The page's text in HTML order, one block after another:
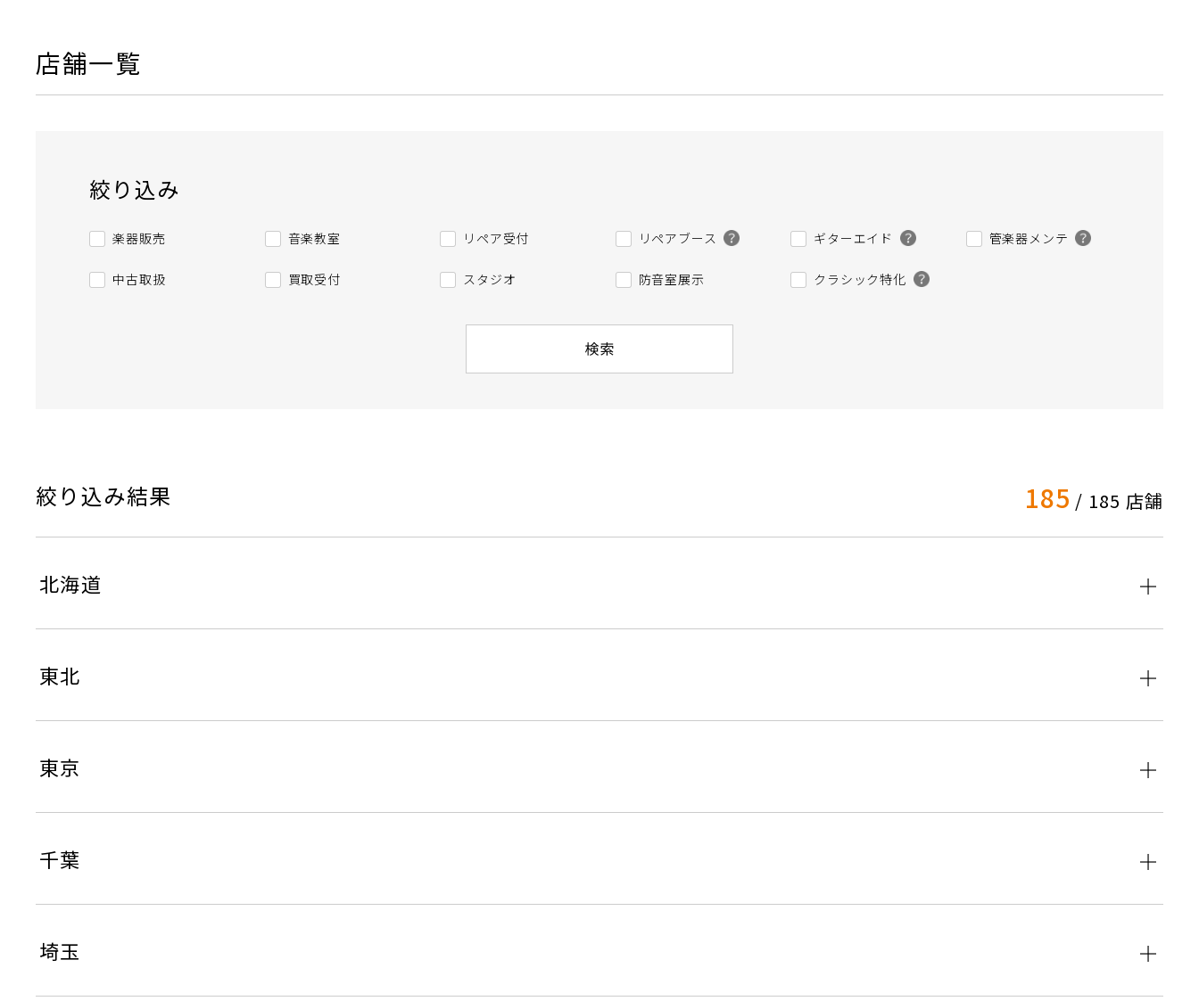
店舗一覧
絞り込み
楽器販売 音楽教室 リペア受付 リペアブース ギターエイド 管楽器メンテ
中古取扱 買取受付 スタジオ 防音室展示 クラシック特化
絞り込み結果 185 / 185 店舗
北海道
東北
東京
千葉
埼玉